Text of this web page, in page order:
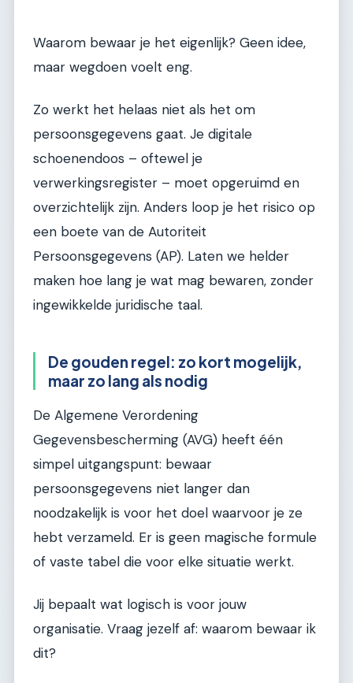
Waarom bewaar je het eigenlijk? Geen idee,
maar wegdoen voelt eng.
Zo werkt het helaas niet als het om
persoonsgegevens gaat. Je digitale
schoenendoos – oftewel je
verwerkingsregister – moet opgeruimd en
overzichtelijk zijn. Anders loop je het risico op
een boete van de Autoriteit
Persoonsgegevens (AP). Laten we helder
maken hoe lang je wat mag bewaren, zonder
ingewikkelde juridische taal.
De gouden regel: zo kort mogelijk,
maar zo lang als nodig
De Algemene Verordening
Gegevensbescherming (AVG) heeft één
simpel uitgangspunt: bewaar
persoonsgegevens niet langer dan
noodzakelijk is voor het doel waarvoor je ze
hebt verzameld. Er is geen magische formule
of vaste tabel die voor elke situatie werkt.
Jij bepaalt wat logisch is voor jouw
organisatie. Vraag jezelf af: waarom bewaar ik
dit?